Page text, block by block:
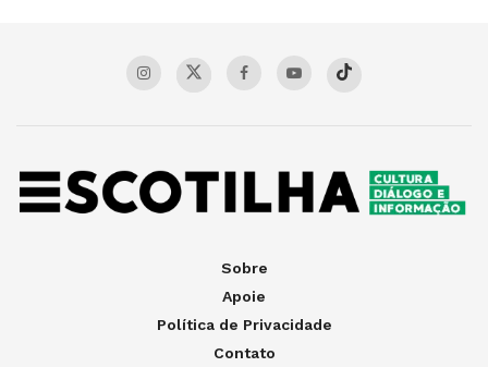
Sobre
Apoie
Política de Privacidade
Contato